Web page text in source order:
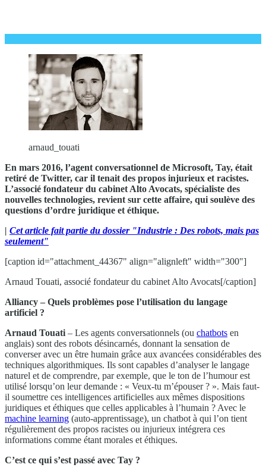
arnaud_touati
En mars 2016, l’agent conversationnel de Microsoft, Tay, était
retiré de Twitter, car il tenait des propos injurieux et racistes.
L’associé fondateur du cabinet Alto Avocats, spécialiste des
nouvelles technologies, revient sur cette affaire, qui soulève des
questions d’ordre juridique et éthique.
| Cet article fait partie du dossier "Industrie : Des robots, mais pas
seulement"
[caption id="attachment_44367" align="alignleft" width="300"]
Arnaud Touati, associé fondateur du cabinet Alto Avocats[/caption]
Alliancy – Quels problèmes pose l’utilisation du langage
artificiel ?
Arnaud Touati – Les agents conversationnels (ou chatbots en
anglais) sont des robots désincarnés, donnant la sensation de
converser avec un être humain grâce aux avancées considérables des
techniques algorithmiques. Ils sont capables d’analyser le langage
naturel et de comprendre, par exemple, que le ton de l’humour est
utilisé lorsqu’on leur demande : « Veux-tu m’épouser ? ». Mais faut-
il soumettre ces intelligences artificielles aux mêmes dispositions
juridiques et éthiques que celles applicables à l’humain ? Avec le
machine learning (auto-apprentissage), un chatbot à qui l’on tient
régulièrement des propos racistes ou injurieux intégrera ces
informations comme étant morales et éthiques.
C’est ce qui s’est passé avec Tay ?